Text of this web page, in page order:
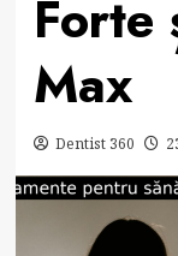
Forte
Max
Dentist 360